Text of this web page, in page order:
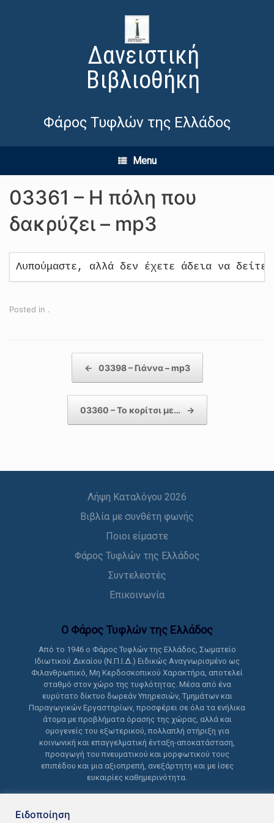
Δανειστική
Βιβλιοθήκη
Φάρος Τυφλών της Ελλάδος
Menu
03361 – Η πόλη που
δακρύζει – mp3
Λυπούμαστε, αλλά δεν έχετε άδεια να δείτε
Posted in .
← 03398 – Γιάννα – mp3
03360 – Το κορίτσι με… →
Λήψη Καταλόγου 2026
Βιβλία με συνθέτη φωνής
Ποιοι είμαστε
Φάρος Τυφλών της Ελλάδος
Συντελεστές
Επικοινωνία
Ο Φάρος Τυφλών της Ελλάδoς
Από το 1946 ο Φάρος Τυφλών της Ελλάδος, Σωματείο
Ιδιωτικού Δικαίου (Ν.Π.Ι.Δ.) Ειδικώς Αναγνωρισμένο ως
Φιλανθρωπικό, Μη Κερδοσκοπικού Χαρακτήρα, αποτελεί
σταθμό στον χώρο της τυφλότητας. Μέσα από ένα
ευρύτατο δίκτυο δωρεάν Υπηρεσιών, Τμημάτων και
Παραγωγικών Εργαστηρίων, προσφέρει σε όλα τα ενήλικα
άτομα με προβλήματα όρασης της χώρας, αλλά και
ομογενείς του εξωτερικού, πολλαπλή στήριξη για
κοινωνική και επαγγελματική ένταξη-αποκατάσταση,
προαγωγή του πνευματικού και μορφωτικού τους
επιπέδου και μια αξιοπρεπή, ανεξάρτητη και με ίσες
ευκαιρίες καθημερινότητα.
Ειδοποίηση